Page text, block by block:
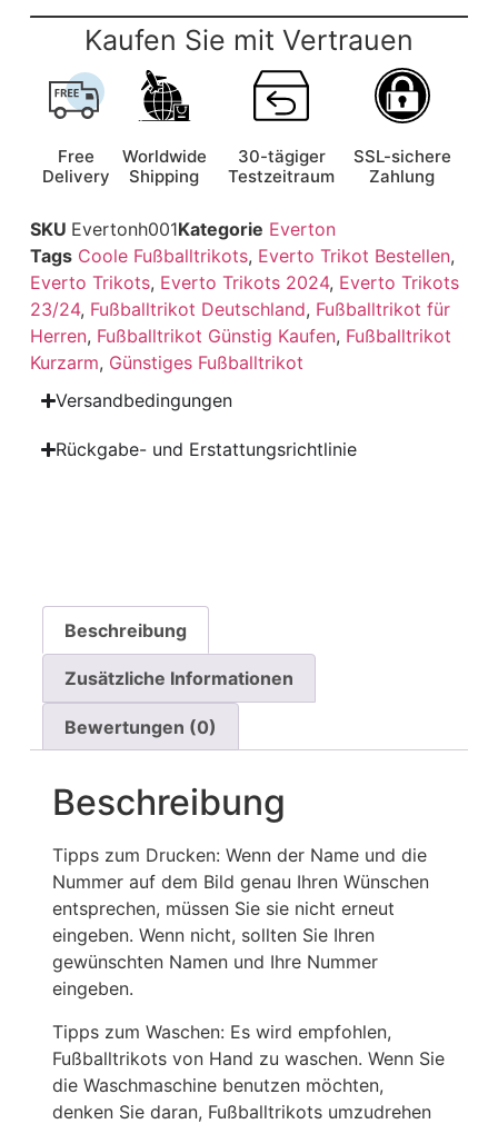
Kaufen Sie mit Vertrauen
Free
Delivery
Worldwide
Shipping
30-tägiger
Testzeitraum
SSL-sichere
Zahlung
SKU Evertonh001Kategorie Everton
Tags Coole Fußballtrikots, Everto Trikot Bestellen,
Everto Trikots, Everto Trikots 2024, Everto Trikots
23/24, Fußballtrikot Deutschland, Fußballtrikot für
Herren, Fußballtrikot Günstig Kaufen, Fußballtrikot
Kurzarm, Günstiges Fußballtrikot
Versandbedingungen
Rückgabe- und Erstattungsrichtlinie
Beschreibung
Zusätzliche Informationen
Bewertungen (0)
Beschreibung
Tipps zum Drucken: Wenn der Name und die
Nummer auf dem Bild genau Ihren Wünschen
entsprechen, müssen Sie sie nicht erneut
eingeben. Wenn nicht, sollten Sie Ihren
gewünschten Namen und Ihre Nummer
eingeben.
Tipps zum Waschen: Es wird empfohlen,
Fußballtrikots von Hand zu waschen. Wenn Sie
die Waschmaschine benutzen möchten,
denken Sie daran, Fußballtrikots umzudrehen